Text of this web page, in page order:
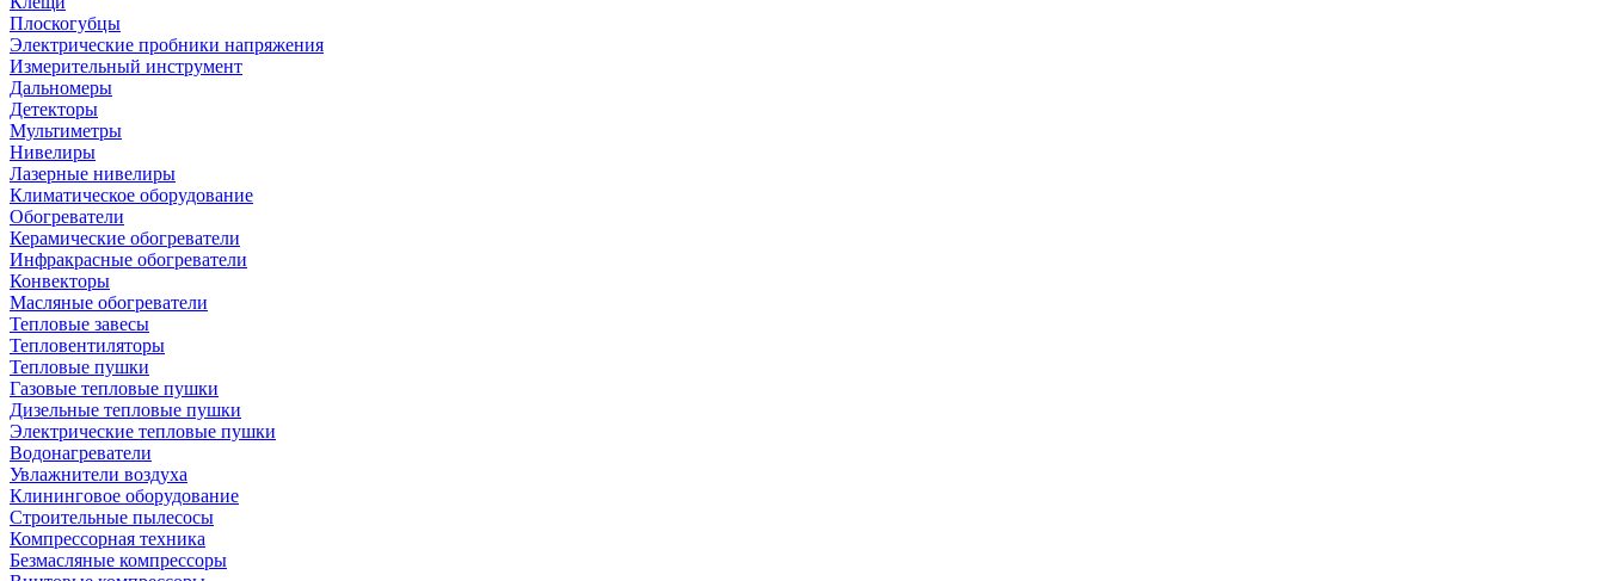
Плоскогубцы
Электрические пробники напряжения
Измерительный инструмент
Дальномеры
Детекторы
Мультиметры
Нивелиры
Лазерные нивелиры
Климатическое оборудование
Обогреватели
Керамические обогреватели
Инфракрасные обогреватели
Конвекторы
Масляные обогреватели
Тепловые завесы
Тепловентиляторы
Тепловые пушки
Газовые тепловые пушки
Дизельные тепловые пушки
Электрические тепловые пушки
Водонагреватели
Увлажнители воздуха
Клининговое оборудование
Строительные пылесосы
Компрессорная техника
Безмасляные компрессоры